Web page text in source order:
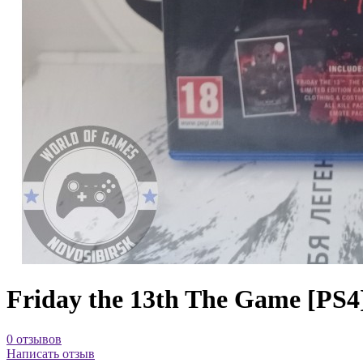
Friday the 13th The Game
0 отзывов
Написать отзыв